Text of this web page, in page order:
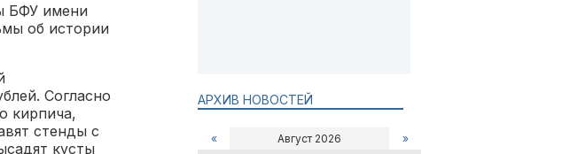
БФУ имени
об истории
Согласно
кирпича,
стенды с
кусты
АРХИВ НОВОСТЕЙ
« Август 2026
»